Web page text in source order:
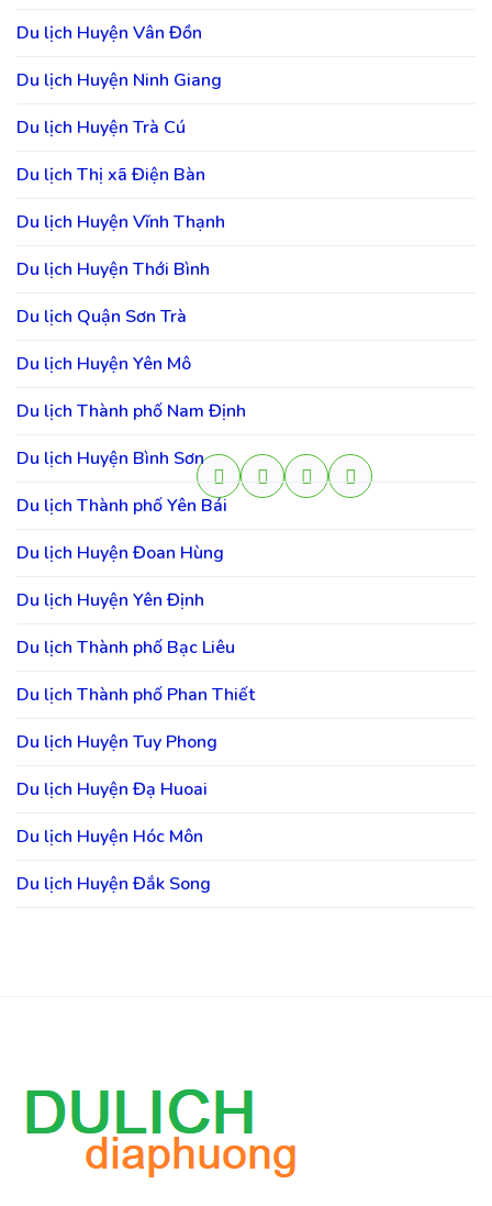
Du lịch Huyện Vân Đồn
Du lịch Huyện Ninh Giang
Du lịch Huyện Trà Cú
Du lịch Thị xã Điện Bàn
Du lịch Huyện Vĩnh Thạnh
Du lịch Huyện Thới Bình
Du lịch Quận Sơn Trà
Du lịch Huyện Yên Mô
Du lịch Thành phố Nam Định
Du lịch Huyện Bình Sơn
Du lịch Thành phố Yên Bái
Du lịch Huyện Đoan Hùng
Du lịch Huyện Yên Định
Du lịch Thành phố Bạc Liêu
Du lịch Thành phố Phan Thiết
Du lịch Huyện Tuy Phong
Du lịch Huyện Đạ Huoai
Du lịch Huyện Hóc Môn
Du lịch Huyện Đắk Song